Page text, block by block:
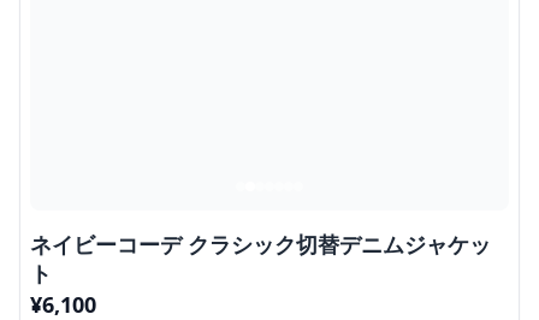
ネイビーコーデ クラシック切替デニムジャケッ
ト
¥6,100